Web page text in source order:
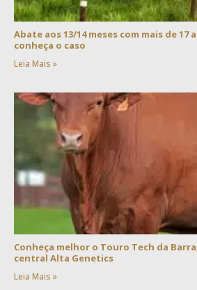
Abate aos 13/14 meses com mais de 17
conheça o caso
Leia Mais »
Conheça melhor o Touro Tech da
central Alta Genetics
Leia Mais »